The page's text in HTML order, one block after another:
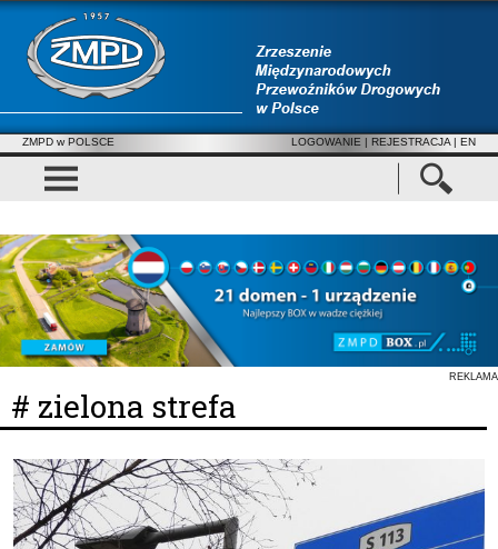
ZMPD w POLSCE LOGOWANIE | REJESTRACJA | EN
REKLAMA
# zielona strefa